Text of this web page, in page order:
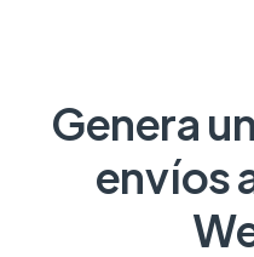
Genera
envíos